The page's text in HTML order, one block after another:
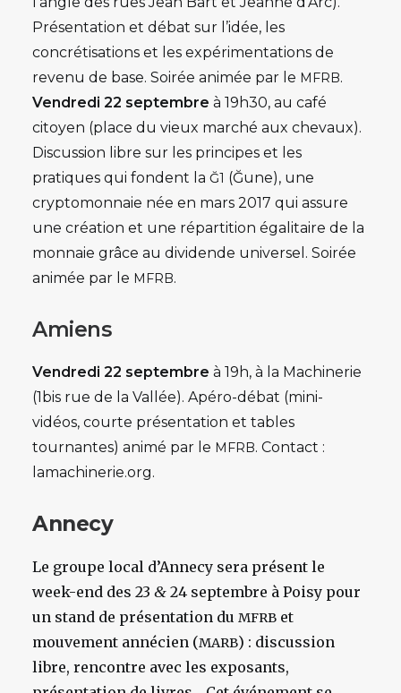
Présentation et débat sur l’idée, les
concrétisations et les expérimentations de
revenu de base. Soirée animée par le MFRB.
Vendredi 22 septembre à 19h30, au café
citoyen (place du vieux marché aux chevaux).
Discussion libre sur les principes et les
pratiques qui fondent la Ğ1 (Ğune), une
cryptomonnaie née en mars 2017 qui assure
une création et une répartition égalitaire de la
monnaie grâce au dividende universel. Soirée
animée par le MFRB.
Amiens
Vendredi 22 septembre à 19h, à l a Machinerie
(1bis rue de la Vallée). Apéro-débat (mini-
vidéos, courte présentation et tables
tournantes) animé par le MFRB. Contact :
lamachinerie.org.
Annecy
Le groupe local d’Annecy sera présent le
week-end des 23 & 24 septembre à Poisy pour
un stand de présentation du MFRB et
mouvement annécien (MARB) : discussion
libre, rencontre avec les exposants,